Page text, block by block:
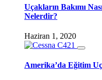
Uçakların Bakımı
Nelerdir?
Haziran 1, 2020
Amerika’da Eğitim